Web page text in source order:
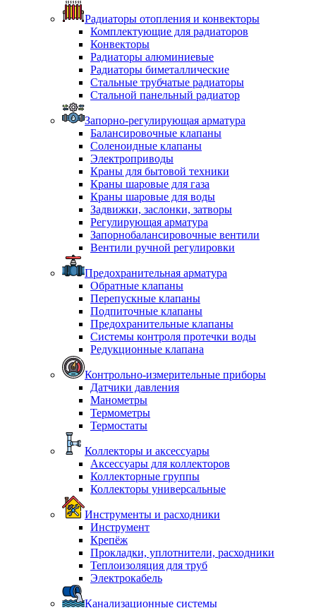
Радиаторы отопления и конвекторы
Комплектующие для радиаторов
Конвекторы
Радиаторы алюминиевые
Радиаторы биметаллические
Стальные трубчатые радиаторы
Стальной панельный радиатор
Запорно-регулирующая арматура
Балансировочные клапаны
Соленоидные клапаны
Электроприводы
Краны для бытовой техники
Краны шаровые для газа
Краны шаровые для воды
Задвижки, заслонки, затворы
Регулирующая арматура
Запорнобалансировочные вентили
Вентили ручной регулировки
Предохранительная арматура
Обратные клапаны
Перепускные клапаны
Подпиточные клапаны
Предохранительные клапаны
Системы контроля протечки воды
Редукционные клапана
Контрольно-измерительные приборы
Датчики давления
Манометры
Термометры
Термостаты
Коллекторы и аксессуары
Аксессуары для коллекторов
Коллекторные группы
Коллекторы универсальные
Инструменты и расходники
Инструмент
Крепёж
Прокладки, уплотнители, расходники
Теплоизоляция для труб
Электрокабель
Канализационные системы